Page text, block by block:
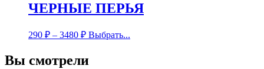
ЧЕРНЫЕ ПЕРЬЯ
290 ₽ – 3480 ₽ Выбрать...
Вы смотрели